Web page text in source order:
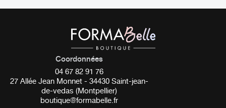
Coordonnées
04 67 82 91 76
27 Allée Jean Monnet - 34430 Saint-jean-
de-vedas (Montpellier)
boutique@formabelle.fr